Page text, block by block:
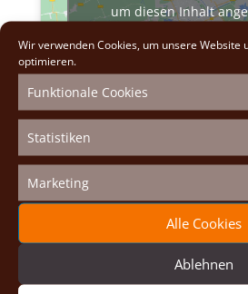
Wir verwenden Cookies, um unsere Website
optimieren.
Funktionale Cookies
Statistiken
Marketing
Alle Cookies
Ablehnen
um diesen Inhalt
St. Johannes Gemeinschaft
Hauptplatz 26